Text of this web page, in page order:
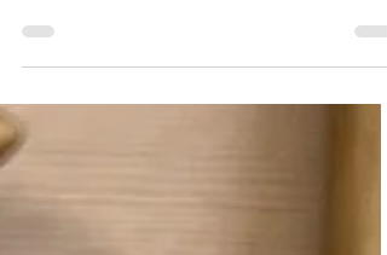
ziemniaczanej * 3/4 szklanki cukru * 1/2
szklanki oleju...